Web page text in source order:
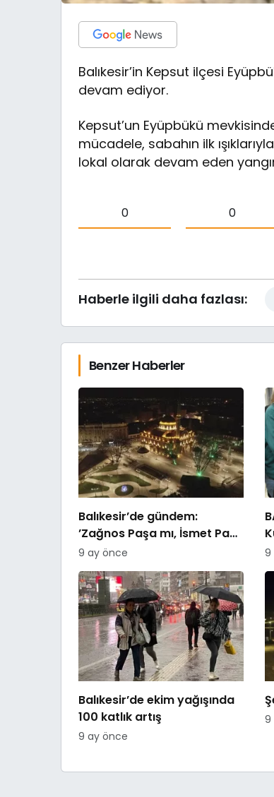
Balıkesir’in Kepsut ilçesi
devam ediyor.
Kepsut’un Eyüpbükü
mücadele, sabahın ilk
lokal olarak devam eden
0 0
Haberle ilgili daha fazlası:
Benzer Haberler
Balıkesir’de gündem:
’Zağnos Paşa mı, İsmet Paşa
mı
9 ay önce 9
Balıkesir’de ekim yağışında
100 katlık artış
9 ay önce
9